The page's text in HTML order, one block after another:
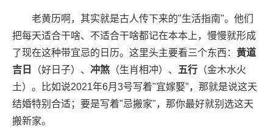
老黄历啊，其实就是古人传下来的"生活指南"。他们
把每天适合干啥、不适合干啥都记在本本上，慢慢就形成
了现在这种带宜忌的日历。这里头主要看三个东西： 黄道
吉日
（好日子）、 冲煞（生肖相冲）、 五行 （金木水火
土）。比如说2021年6月3号写着"宜嫁娶"，那就是说这天
结婚特别合适；要是写着"忌搬家"，那你最好就别选这天
搬新家。